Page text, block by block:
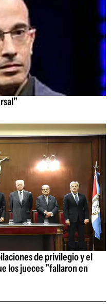
de privilegio y el
los jueces "fallaron en